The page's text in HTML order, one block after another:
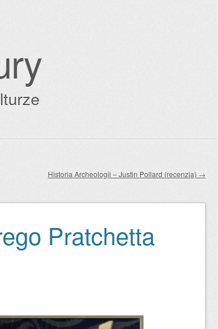
Historia Archeologii – Justin Pollard (recenzja) →
Pratchetta